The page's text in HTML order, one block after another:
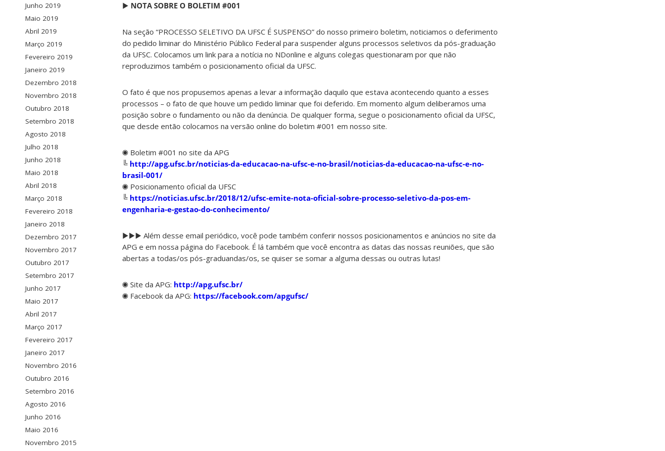
Junho 2019
Maio 2019
Abril 2019
Março 2019
Fevereiro 2019
Janeiro 2019
Dezembro 2018
Novembro 2018
Outubro 2018
Setembro 2018
Agosto 2018
Julho 2018
Junho 2018
Maio 2018
Abril 2018
Março 2018
Fevereiro 2018
Janeiro 2018
Dezembro 2017
Novembro 2017
Outubro 2017
Setembro 2017
Junho 2017
Maio 2017
Abril 2017
Março 2017
Fevereiro 2017
Janeiro 2017
Novembro 2016
Outubro 2016
Setembro 2016
Agosto 2016
Junho 2016
Maio 2016
Novembro 2015
▶ NOTA SOBRE O BOLETIM #001
Na seção “PROCESSO SELETIVO DA UFSC É SUSPENSO” do nosso primeiro boletim, noticiamos o deferimento
do pedido liminar do Ministério Público Federal para suspender alguns processos seletivos da pós-graduação
da UFSC. Colocamos um link para a notícia no NDonline e alguns colegas questionaram por que não
reproduzimos também o posicionamento oficial da UFSC.
O fato é que nos propusemos apenas a levar a informação daquilo que estava acontecendo quanto a esses
processos – o fato de que houve um pedido liminar que foi deferido. Em momento algum deliberamos uma
posição sobre o fundamento ou não da denúncia. De qualquer forma, segue o posicionamento oficial da UFSC,
que desde então colocamos na versão online do boletim #001 em nosso site.
◉ Boletim #001 no site da APG
╚ http://apg.ufsc.br/noticias-da-educacao-na-ufsc-e-no-brasil/noticias-da-educacao-na-ufsc-e-no-
brasil-001/
◉ Posicionamento oficial da UFSC
╚ https://noticias.ufsc.br/2018/12/ufsc-emite-nota-oficial-sobre-processo-seletivo-da-pos-em-
engenharia-e-gestao-do-conhecimento/
▶▶▶ Além desse email periódico, você pode também conferir nossos posicionamentos e anúncios no site da
APG e em nossa página do Facebook. É lá também que você encontra as datas das nossas reuniões, que são
abertas a todas/os pós-graduandas/os, se quiser se somar a alguma dessas ou outras lutas!
◉ Site da APG: http://apg.ufsc.br/
◉ Facebook da APG: https://facebook.com/apgufsc/